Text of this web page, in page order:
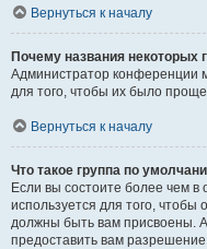
Вернуться к началу
Почему названия некоторых
Администратор конференции
для того, чтобы их было проще
Вернуться к началу
Что такое группа по
Если вы состоите более чем
используется для того, чтобы
должны быть вам присвоены.
предоставить вам